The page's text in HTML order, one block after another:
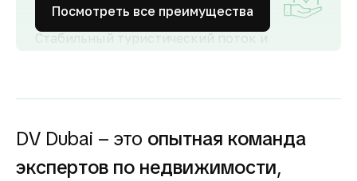
аренды
Стабильный туристический поток и
доходность для инвесторов как от
аренды.
строящуюся
Посмотреть все преимущества
DV Dubai – это опытная команда
экспертов по недвижимости,